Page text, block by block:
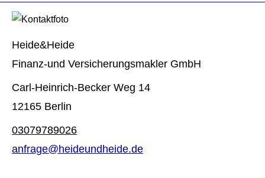
Heide&Heide
Finanz-und Ver­sicherungs­makler GmbH
Carl-Heinrich-Becker Weg 14
12165 Berlin
03079789026
anfrage@heideundheide.de